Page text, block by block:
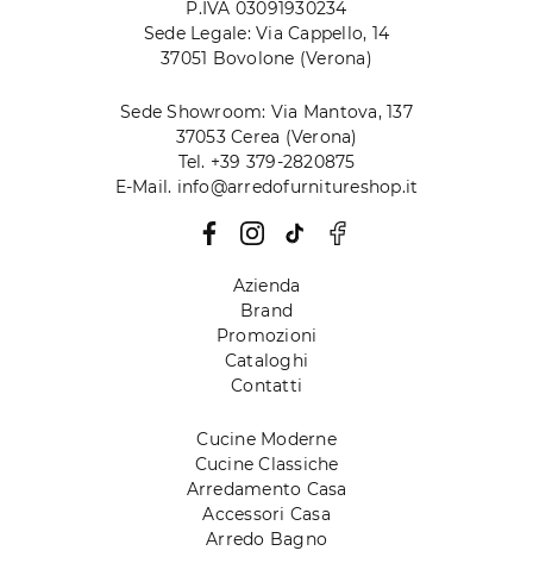
P.IVA 03091930234
Sede Legale: Via Cappello, 14
37051 Bovolone (Verona)
Sede Showroom: Via Mantova, 137
37053 Cerea (Verona)
Tel. +39 379-2820875
E-Mail. info@arredofurnitureshop.it
Azienda
Brand
Promozioni
Cataloghi
Contatti
Cucine Moderne
Cucine Classiche
Arredamento Casa
Accessori Casa
Arredo Bagno